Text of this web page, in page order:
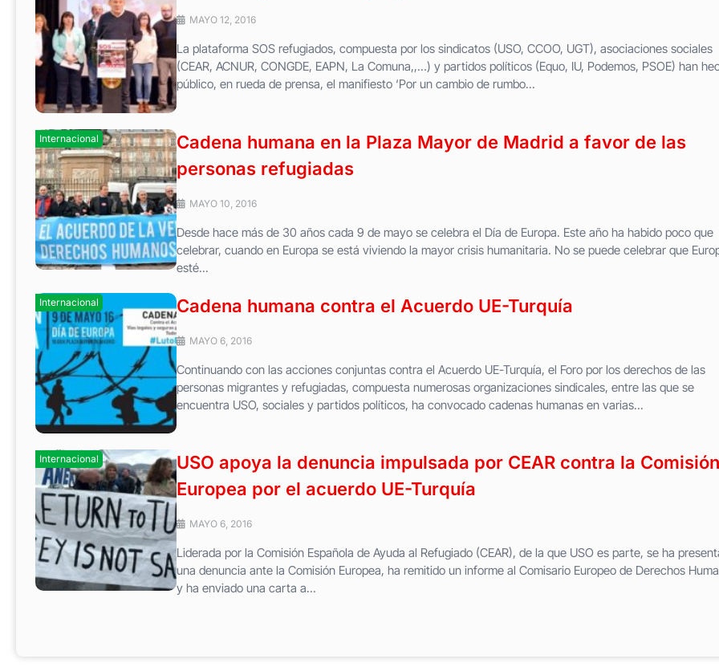
MAYO 12, 2016
La plataforma SOS refugiados, compuesta por los sindicatos (USO, CCOO, UGT), asociaciones sociales
(CEAR, ACNUR, CONGDE, EAPN, La Comuna,,…) y partidos políticos (Equo, IU, Podemos, PSOE) han
público, en rueda de prensa, el manifiesto ‘Por un cambio de rumbo...
Internacional
Cadena humana en la Plaza Mayor de Madrid a favor de las
personas refugiadas
MAYO 10, 2016
Desde hace más de 30 años cada 9 de mayo se celebra el Día de Europa. Este año ha habido poco que
celebrar, cuando en Europa se está viviendo la mayor crisis humanitaria. No se puede celebrar que
esté...
Internacional Cadena humana contra el Acuerdo UE-Turquía
MAYO 6, 2016
Continuando con las acciones conjuntas contra el Acuerdo UE-Turquía, el Foro por los derechos de las
personas migrantes y refugiadas, compuesta numerosas organizaciones sindicales, entre las que se
encuentra USO, sociales y partidos políticos, ha convocado cadenas humanas en varias...
Internacional
USO apoya la denuncia impulsada por CEAR contra la Comisión
Europea por el acuerdo UE-Turquía
MAYO 6, 2016
Liderada por la Comisión Española de Ayuda al Refugiado (CEAR), de la que USO es parte, se ha
una denuncia ante la Comisión Europea, ha remitido un informe al Comisario Europeo de Derechos
y ha enviado una carta a...